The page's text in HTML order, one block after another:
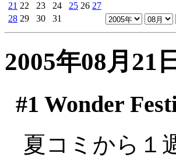
21 22 23 24 25 26 27
28 29 30 31
2005年08月21
#1 Wonder
夏コミから１